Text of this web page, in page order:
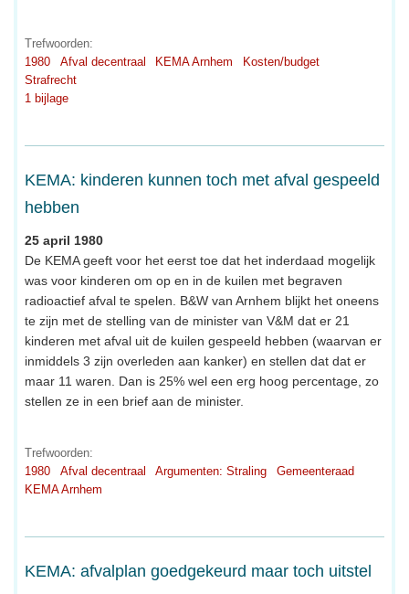
Trefwoorden:
1980
Afval decentraal KEMA Arnhem
Kosten/budget
Strafrecht
1 bijlage
KEMA: kinderen kunnen toch met afval gespeeld
hebben
25 april 1980
De KEMA geeft voor het eerst toe dat het inderdaad mogelijk
was voor kinderen om op en in de kuilen met begraven
radioactief afval te spelen. B&W van Arnhem blijkt het oneens
te zijn met de stelling van de minister van V&M dat er 21
kinderen met afval uit de kuilen gespeeld hebben (waarvan er
inmiddels 3 zijn overleden aan kanker) en stellen dat dat er
maar 11 waren. Dan is 25% wel een erg hoog percentage, zo
stellen ze in een brief aan de minister.
Trefwoorden:
1980
Afval decentraal Argumenten: Straling
Gemeenteraad
KEMA Arnhem
KEMA: afvalplan goedgekeurd maar toch uitstel